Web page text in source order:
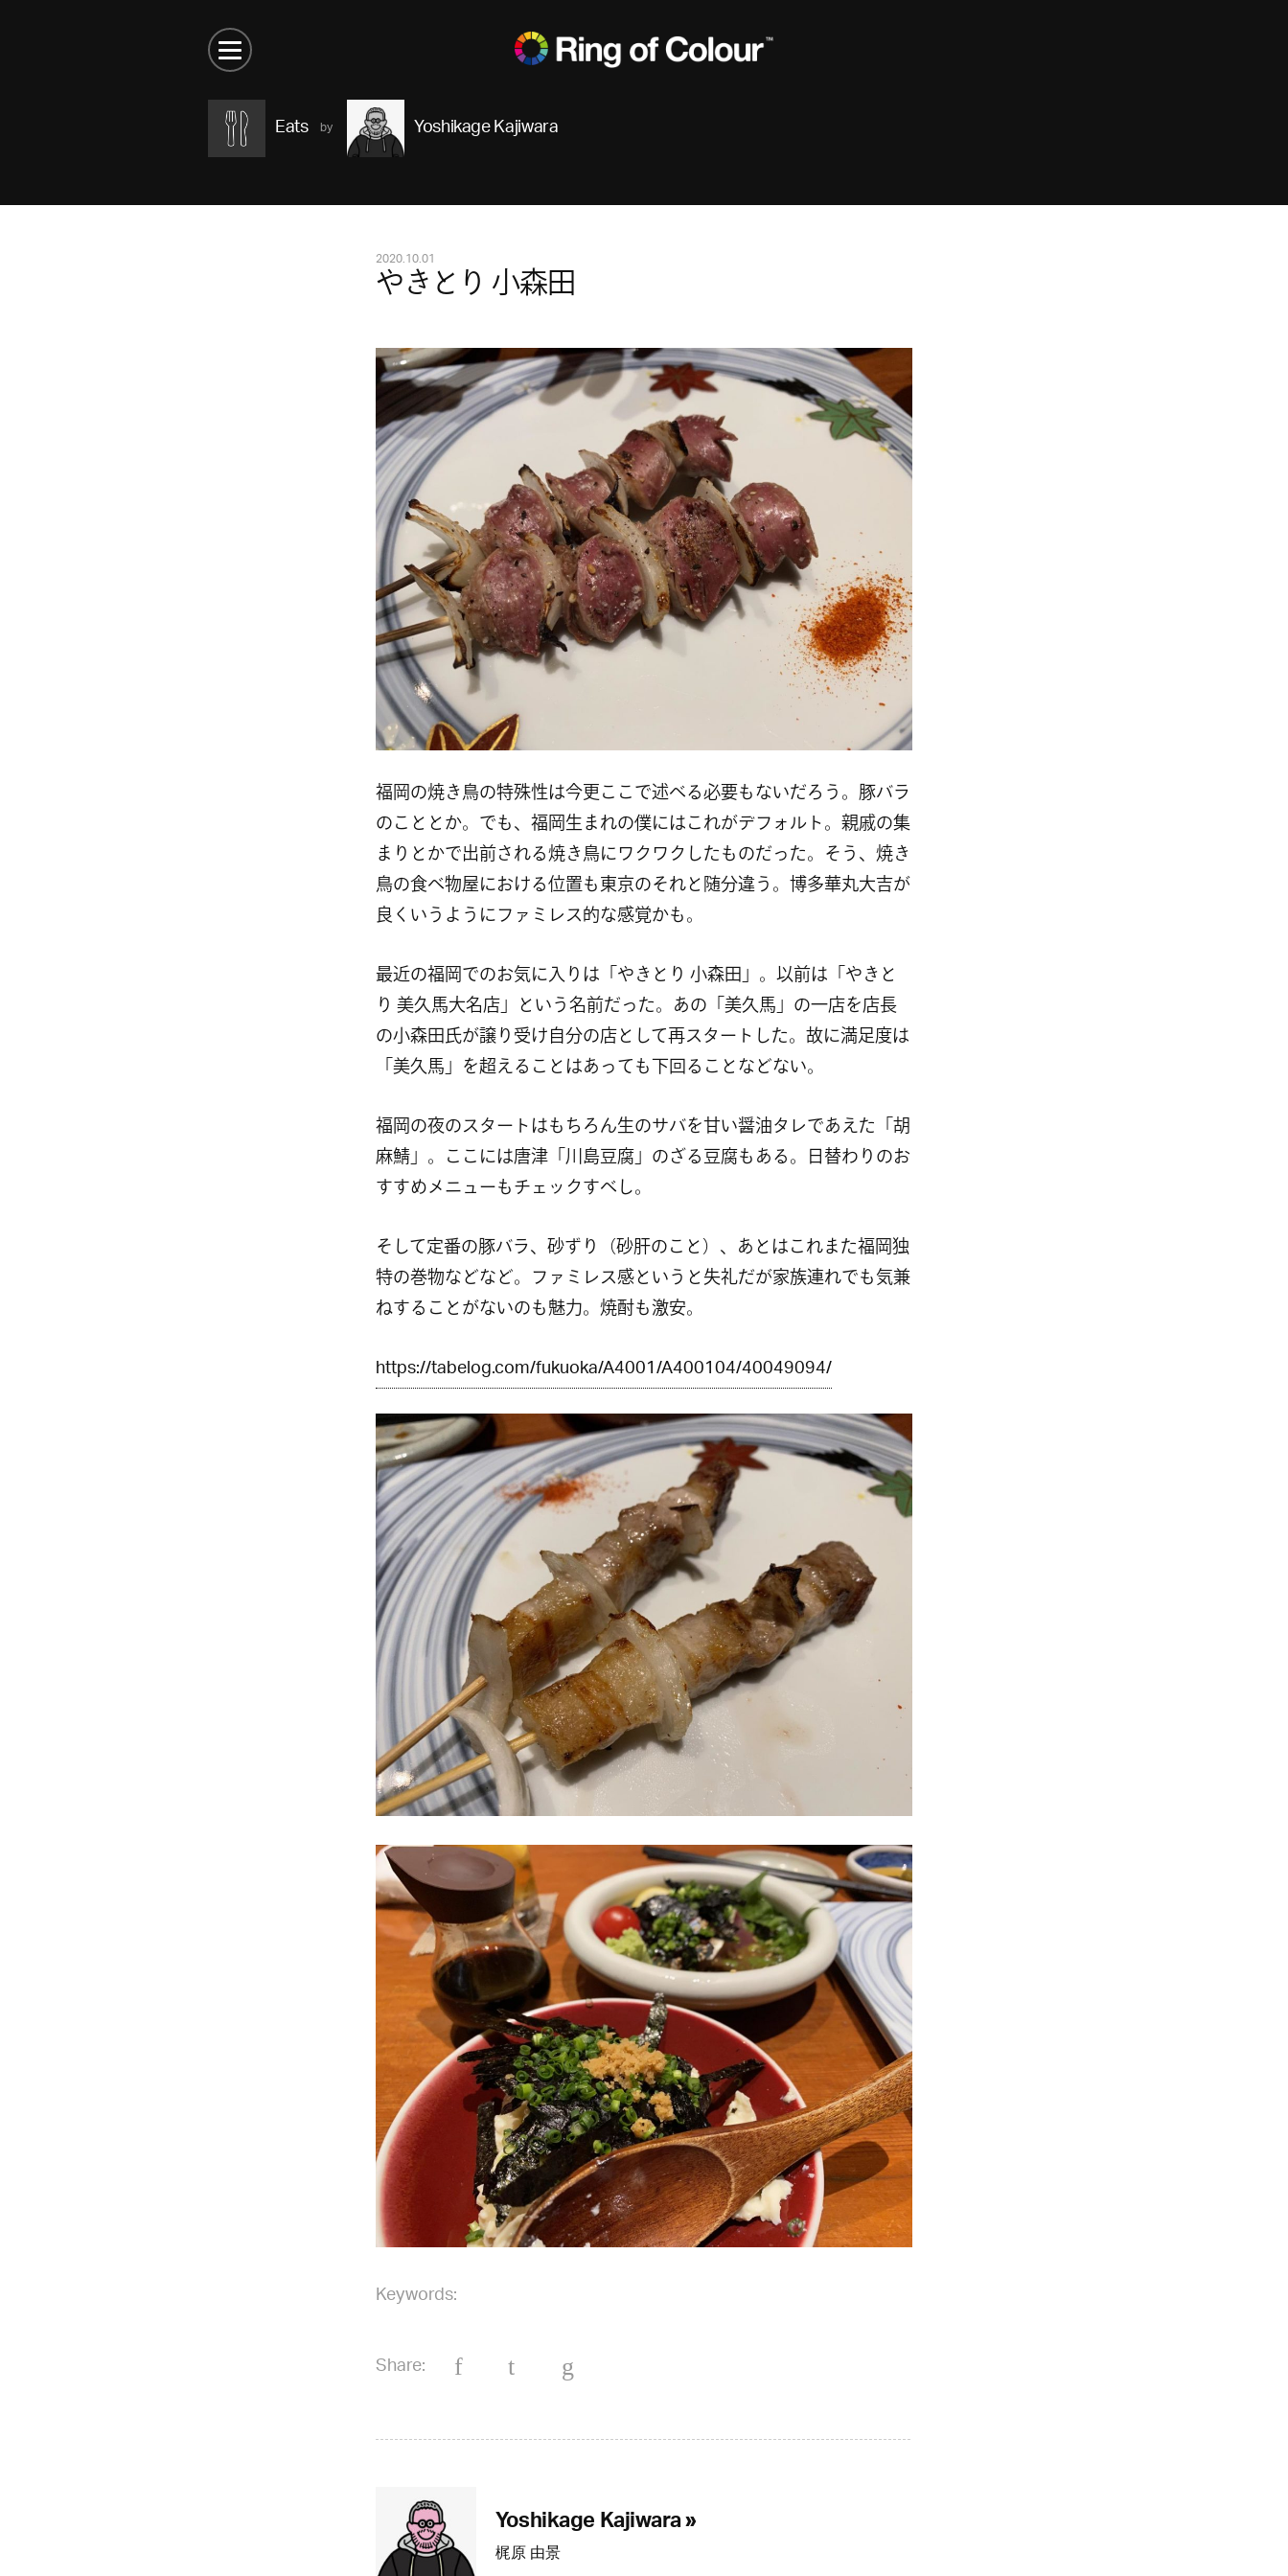
Eats Yoshikage Kajiwara
2020.10.01
やきとり 小森田
福岡の焼き鳥の特殊性は今更ここで述べる必要もないだろう。豚バラ
のこととか。でも、福岡生まれの僕にはこれがデフォルト。親戚の集
まりとかで出前される焼き鳥にワクワクしたものだった。そう、焼き
鳥の食べ物屋における位置も東京のそれと随分違う。博多華丸大吉が
良くいうようにファミレス的な感覚かも。
最近の福岡でのお気に入りは「やきとり 小森田」。以前は「やきと
り 美久馬大名店」という名前だった。あの「美久馬」の一店を店長
の小森田氏が譲り受け自分の店として再スタートした。故に満足度は
「美久馬」を超えることはあっても下回ることなどない。
福岡の夜のスタートはもちろん生のサバを甘い醤油タレであえた「胡
麻鯖」。ここには唐津「川島豆腐」のざる豆腐もある。日替わりのお
すすめメニューもチェックすべし。
そして定番の豚バラ、砂ずり（砂肝のこと）、あとはこれまた福岡独
特の巻物などなど。ファミレス感というと失礼だが家族連れでも気兼
ねすることがないのも魅力。焼酎も激安。
https://tabelog.com/fukuoka/A4001/A400104/40049094/
Keywords:
Share:
Yoshikage Kajiwara »
梶原 由景